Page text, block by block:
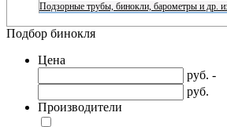
Подзорные трубы, бинокли, барометры и др.
Подбор бинокля
Цена
руб. -
руб.
Производители